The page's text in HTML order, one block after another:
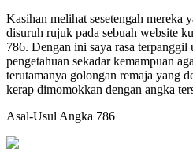
Kasihan melihat sesetengah mereka
disuruh rujuk pada sebuah website
786. Dengan ini saya rasa
pengetahuan sekadar kemampuan
terutamanya golongan remaja yang
kerap dimomokkan dengan angka
Asal-Usul Angka 786